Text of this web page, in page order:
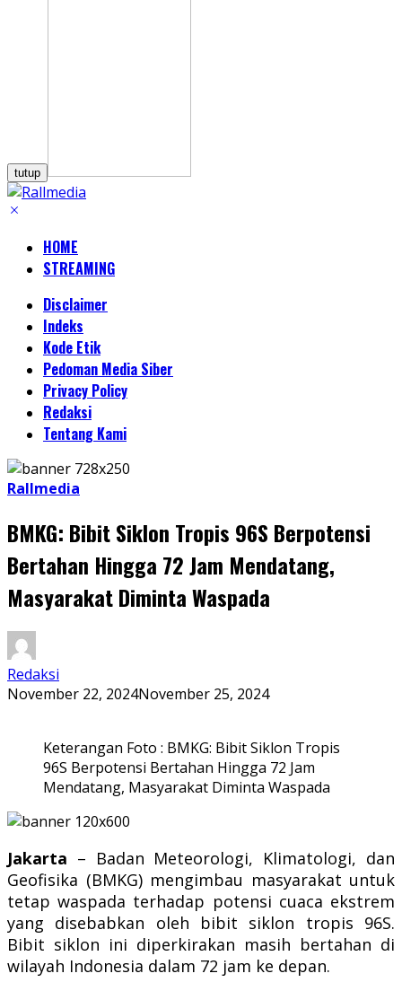
tutup
HOME
STREAMING
Disclaimer
Indeks
Kode Etik
Pedoman Media Siber
Privacy Policy
Redaksi
Tentang Kami
Rallmedia
BMKG: Bibit Siklon Tropis 96S Berpotensi
Bertahan Hingga 72 Jam Mendatang,
Masyarakat Diminta Waspada
Redaksi
November 22, 2024November 25, 2024
Keterangan Foto : BMKG: Bibit Siklon Tropis
96S Berpotensi Bertahan Hingga 72 Jam
Mendatang, Masyarakat Diminta Waspada
Jakarta – Badan Meteorologi, Klimatologi, dan
Geofisika (BMKG) mengimbau masyarakat untuk
tetap waspada terhadap potensi cuaca ekstrem
yang disebabkan oleh bibit siklon tropis 96S.
Bibit siklon ini diperkirakan masih bertahan di
wilayah Indonesia dalam 72 jam ke depan.